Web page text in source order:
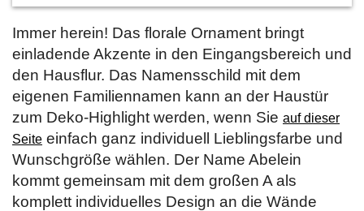
Immer herein! Das florale Ornament bringt
einladende Akzente in den Eingangsbereich und
den Hausflur. Das Namensschild mit dem
eigenen Familiennamen kann an der Haustür
zum Deko-Highlight werden, wenn Sie auf dieser
Seite einfach ganz individuell Lieblingsfarbe und
Wunschgröße wählen. Der Name Abelein
kommt gemeinsam mit dem großen A als
komplett individuelles Design an die Wände